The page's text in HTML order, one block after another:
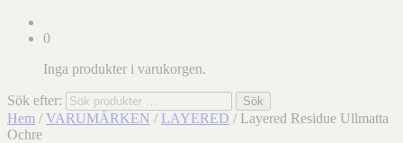
0
Inga produkter i varukorgen.
Sök efter: Sök
Hem / VARUMÄRKEN / LAYERED / Layered Residue Ullmatta
Ochre